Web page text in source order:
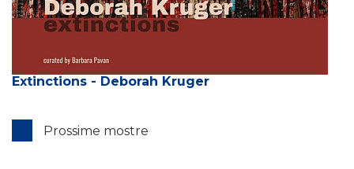
Extinctions - Deborah Kruger
Prossime mostre